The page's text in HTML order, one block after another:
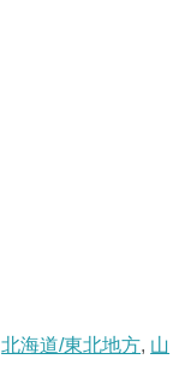
北海道/東北地方, 山